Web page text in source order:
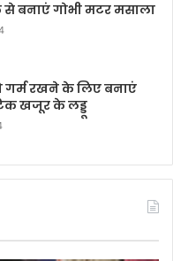
बनाएं गोभी मटर मसाला
गर्म रखने के लिए बनाएं
खजूर के लड्डू